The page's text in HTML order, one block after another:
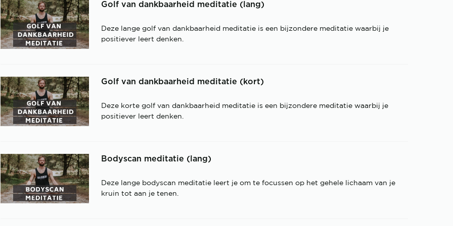
Golf van dankbaarheid meditatie (lang)
Deze lange golf van dankbaarheid meditatie is een bijzondere meditatie waarbij je
positiever leert denken.
Golf van dankbaarheid meditatie (kort)
Deze korte golf van dankbaarheid meditatie is een bijzondere meditatie waarbij je
positiever leert denken.
Bodyscan meditatie (lang)
Deze lange bodyscan meditatie leert je om te focussen op het gehele lichaam van je
kruin tot aan je tenen.